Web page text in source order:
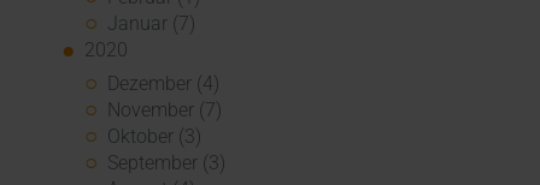
Januar (7)
2020
Dezember (4)
November (7)
Oktober (3)
September (3)